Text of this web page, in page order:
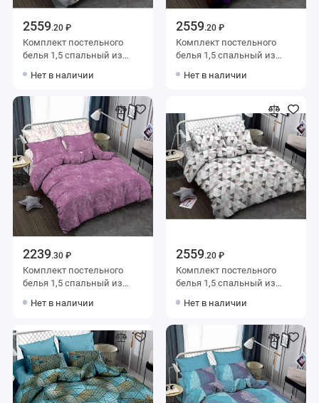
2559.20 ₽
Комплект постельного
белья 1,5 спальный из
70х70 2 шт Абстракция
Amore Mio
Нет в наличии
2559.20 ₽
Комплект постельного
белья 1,5 спальный из
70х70 2 шт Абстракция
Нет в наличии
2239.30 ₽
Комплект постельного
белья 1,5 спальный из
70х70 2 шт Веточки Amore
Нет в наличии
2559.20 ₽
Комплект постельного
белья 1,5 спальный из
70х70 2 шт Геометрия
Нет в наличии